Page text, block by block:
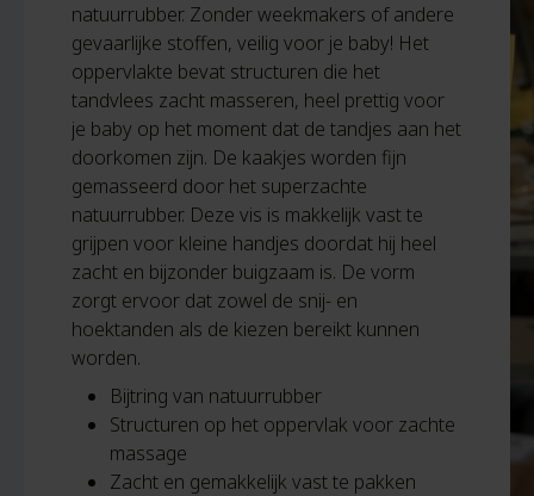
natuurrubber. Zonder weekmakers of andere
gevaarlijke stoffen, veilig voor je baby! Het
oppervlakte bevat structuren die het
tandvlees zacht masseren, heel prettig voor
je baby op het moment dat de tandjes aan het
doorkomen zijn. De kaakjes worden fijn
gemasseerd door het superzachte
natuurrubber. Deze vis is makkelijk vast te
grijpen voor kleine handjes doordat hij heel
zacht en bijzonder buigzaam is. De vorm
zorgt ervoor dat zowel de snij- en
hoektanden als de kiezen bereikt kunnen
worden.
Bijtring van natuurrubber
Structuren op het oppervlak voor zachte
massage
Zacht en gemakkelijk vast te pakken